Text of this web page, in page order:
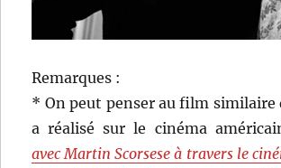
Remarques :
* On peut penser au film similaire
a réalisé sur le cinéma
avec Martin Scorsese à travers le